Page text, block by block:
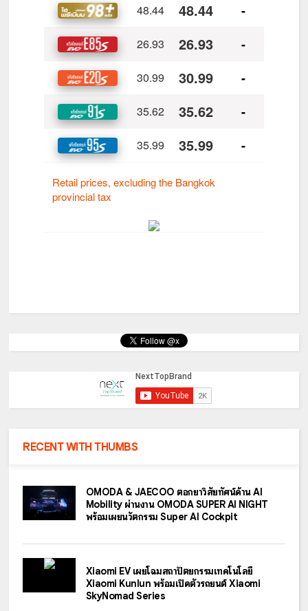
RECENT WITH THUMBS
OMODA & JAECOO ตอกย้ำวิสัยทัศน์ด้าน AI
Mobility ผ่านงาน OMODA SUPER AI NIGHT
พร้อมเผยนวัตกรรม Super AI Cockpit
Xiaomi EV เผยโฉมสถาปัตยกรรมเทคโนโลยี
Xiaomi Kunlun พร้อมเปิดตัวรถยนต์ Xiaomi
SkyNomad Series